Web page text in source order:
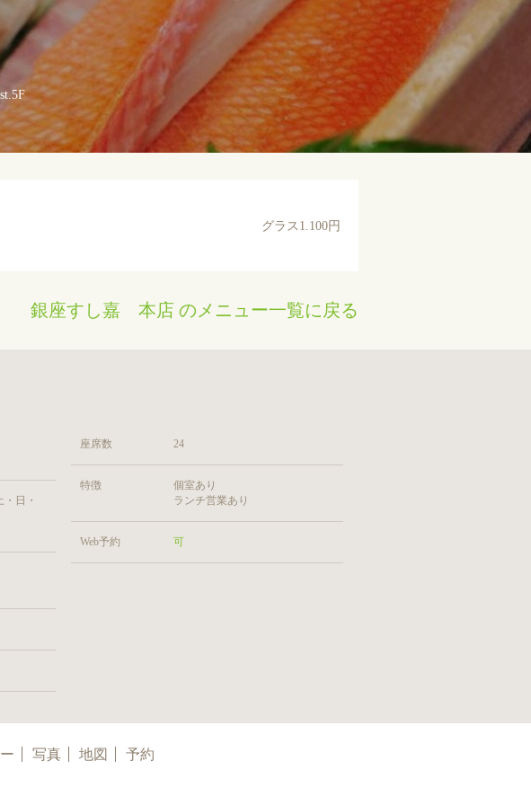
グラス1.100円
銀座すし嘉 本店 のメニュー一覧に戻る
日・
座席数 24
特徴
個室あり
ランチ営業あり
Web予約 可
写真 地図 予約